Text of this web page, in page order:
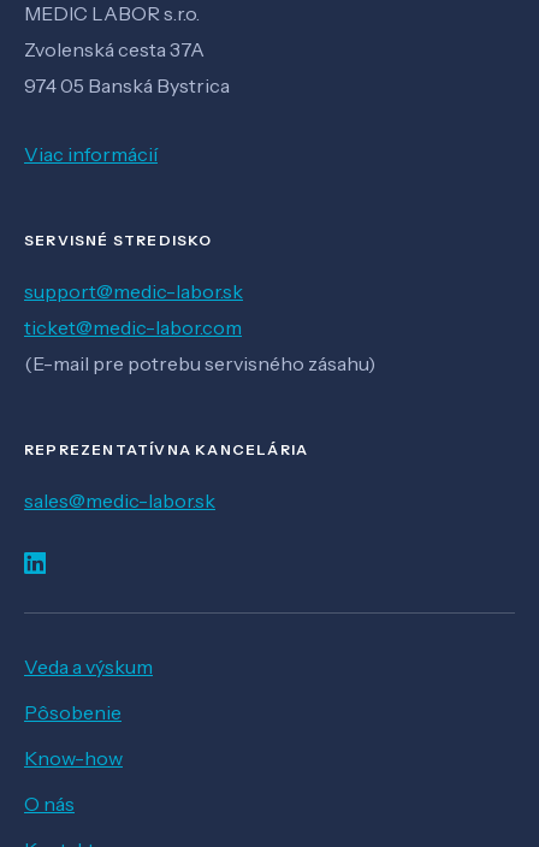
MEDIC LABOR s.r.o.
Zvolenská cesta 37A
974 05 Banská Bystrica
Viac informácií
SERVISNÉ STREDISKO
support@medic-labor.sk
ticket@medic-labor.com
(E-mail pre potrebu servisného zásahu)
REPREZENTATÍVNA KANCELÁRIA
sales@medic-labor.sk
Veda a výskum
Pôsobenie
Know-how
O nás